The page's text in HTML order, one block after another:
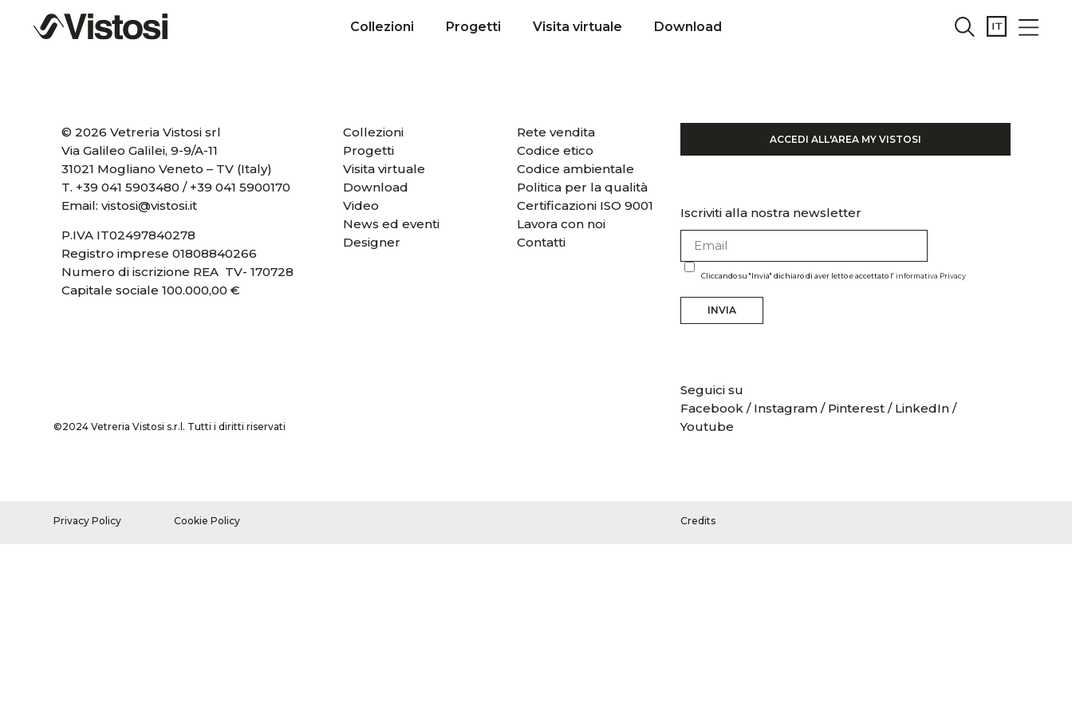
Collezioni Progetti Visita virtuale Download
© 2026 Vetreria Vistosi srl
Via Galileo Galilei, 9-9/A-11
31021 Mogliano Veneto – TV (Italy)
T. +39 041 5903480 / +39 041 5900170
Email:vistosi@vistosi.it
P.IVA IT02497840278
Registro imprese 01808840266
Numero di iscrizione REA TV- 170728
Capitale sociale 100.000,00 €
Collezioni
Progetti
Visita virtuale
Download
Video
News ed eventi
Designer
Rete vendita
Codice etico
Codice ambientale
Politica per la qualità
Certificazioni ISO 9001
Lavora con noi
Contatti
ACCEDI ALL'AREA MY VISTOSI
Iscriviti alla nostra newsletter
Cliccando su "Invia" dichiaro di aver letto e accettato l'informativa Privacy
INVIA
©2024 Vetreria Vistosi s.r.l. Tutti i diritti riservati
Seguici su
Facebook/ Instagram / Pinterest / LinkedIn /
Youtube
Privacy Policy Cookie Policy Credits